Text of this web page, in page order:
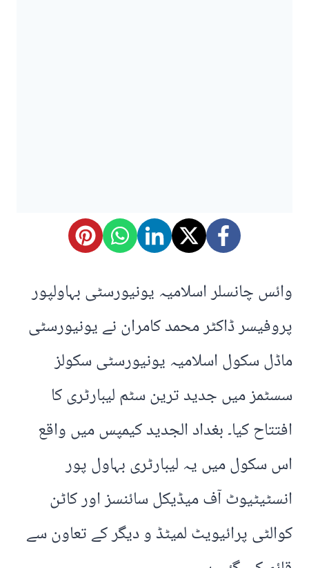
وائس چانسلر اسلامیہ یونیورسٹی بہاولپور
پروفیسر ڈاکٹر محمد کامران نے یونیورسٹی
ماڈل سکول اسلامیہ یونیورسٹی سکولز
سسٹمز میں جدید ترین سٹم لیبارٹری کا
افتتاح کیا۔ بغداد الجدید کیمپس میں واقع
اس سکول میں یہ لیبارٹری بہاول پور
انسٹیٹیوٹ آف میڈیکل سائنسز اور کاٹن
کوالٹی پرائیویٹ لمیٹڈ و دیگر کے تعاون سے